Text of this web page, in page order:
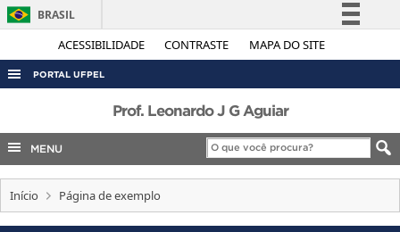
ACESSIBILIDADE CONTRASTE MAPA DO SITE
BRASIL
Simplifique!
Acesso à informação
Legislação
Canais
PORTAL UFPEL
ACESSO À INFORMAÇÃO
AUDITORIA
COBALTO
CONCURSOS
EDITAIS
Prof. Leonardo J G Aguiar
MENU
Início Página de exemplo